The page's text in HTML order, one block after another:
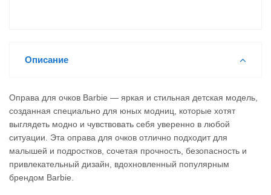
Описание
Оправа для очков Barbie — яркая и стильная детская модель,
созданная специально для юных модниц, которые хотят
выглядеть модно и чувствовать себя уверенно в любой
ситуации. Эта оправа для очков отлично подходит для
малышей и подростков, сочетая прочность, безопасность и
привлекательный дизайн, вдохновленный популярным
брендом Barbie.